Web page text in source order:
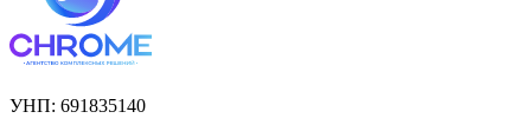
УНП: 691835140